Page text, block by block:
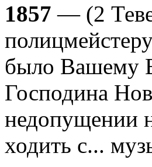
1857 — (2
было Вашему
Господина
недопущении
ходить с...